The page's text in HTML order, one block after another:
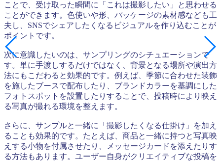
ことで、受け取った瞬間に「これは撮影したい」と思わせる
ことができます。色使いや形、パッケージの素材感なども工
夫し、SNSでシェアしたくなるビジュアルを作り込むことが
ポイントです。
次に意識したいのは、サンプリングのシチュエーションで
す。単に手渡しするだけではなく、背景となる場所や演出方
法にもこだわると効果的です。例えば、季節に合わせた装飾
を施したブースで配布したり、ブランドカラーを基調にした
フォトスポットを設置したりすることで、投稿時により映え
る写真が撮れる環境を整えます。
さらに、サンプルと一緒に「撮影したくなる仕掛け」を加え
ることも効果的です。たとえば、商品と一緒に持つと写真映
えする小物を付属させたり、メッセージカードを添えたりす
る方法もあります。ユーザー自身がクリエイティブな投稿を